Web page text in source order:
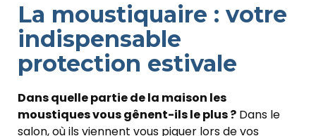
La moustiquaire : votre
indispensable
protection estivale
Dans quelle partie de la maison les
moustiques vous gênent-ils le plus ? Dans le
salon, où ils viennent vous piquer lors de vos